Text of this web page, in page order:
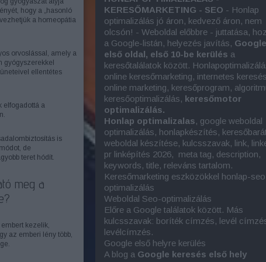
hogy a „hasonló
a homeopátia
orvoslással, amely a
gyógyszerekkel
ellentétes
elfogadottá a
is
de
teret hódít.
meg a
kezelik,
az emberi lény több,
KERESŐMARKETING - SEO - Honlap
optimalizálás jó áron, kedvező áron, nem
olcsón! - Weboldal előbbre - juttatása,
a Google-listán, helyezés javítás, Google
első oldal, első 10-be kerülés a
keresőtalálatok között.
online keresőmarketing, internetes
online marketing, keresőprogram,
keresőoptimalizálás, keresőmotor
optimalizálás.
Honlap optimalizalas, google weboldal
optimalizálás, honlapkészítés,
weboldal készítése, kulcsszavak, link,
pr linképítés 2026, meta tag, description,
keywords, title, releváns tartalom.
Keresőmarketing eszközökkel honlap-seo
optimalizálás
Weboldal Seo-optimalizálás
Előre a Google találatok között. Más
kulcsszavak: boríték címzés, levél
levélcímzés.
Google első helyre kerülés
A blog a Google keresés első hely